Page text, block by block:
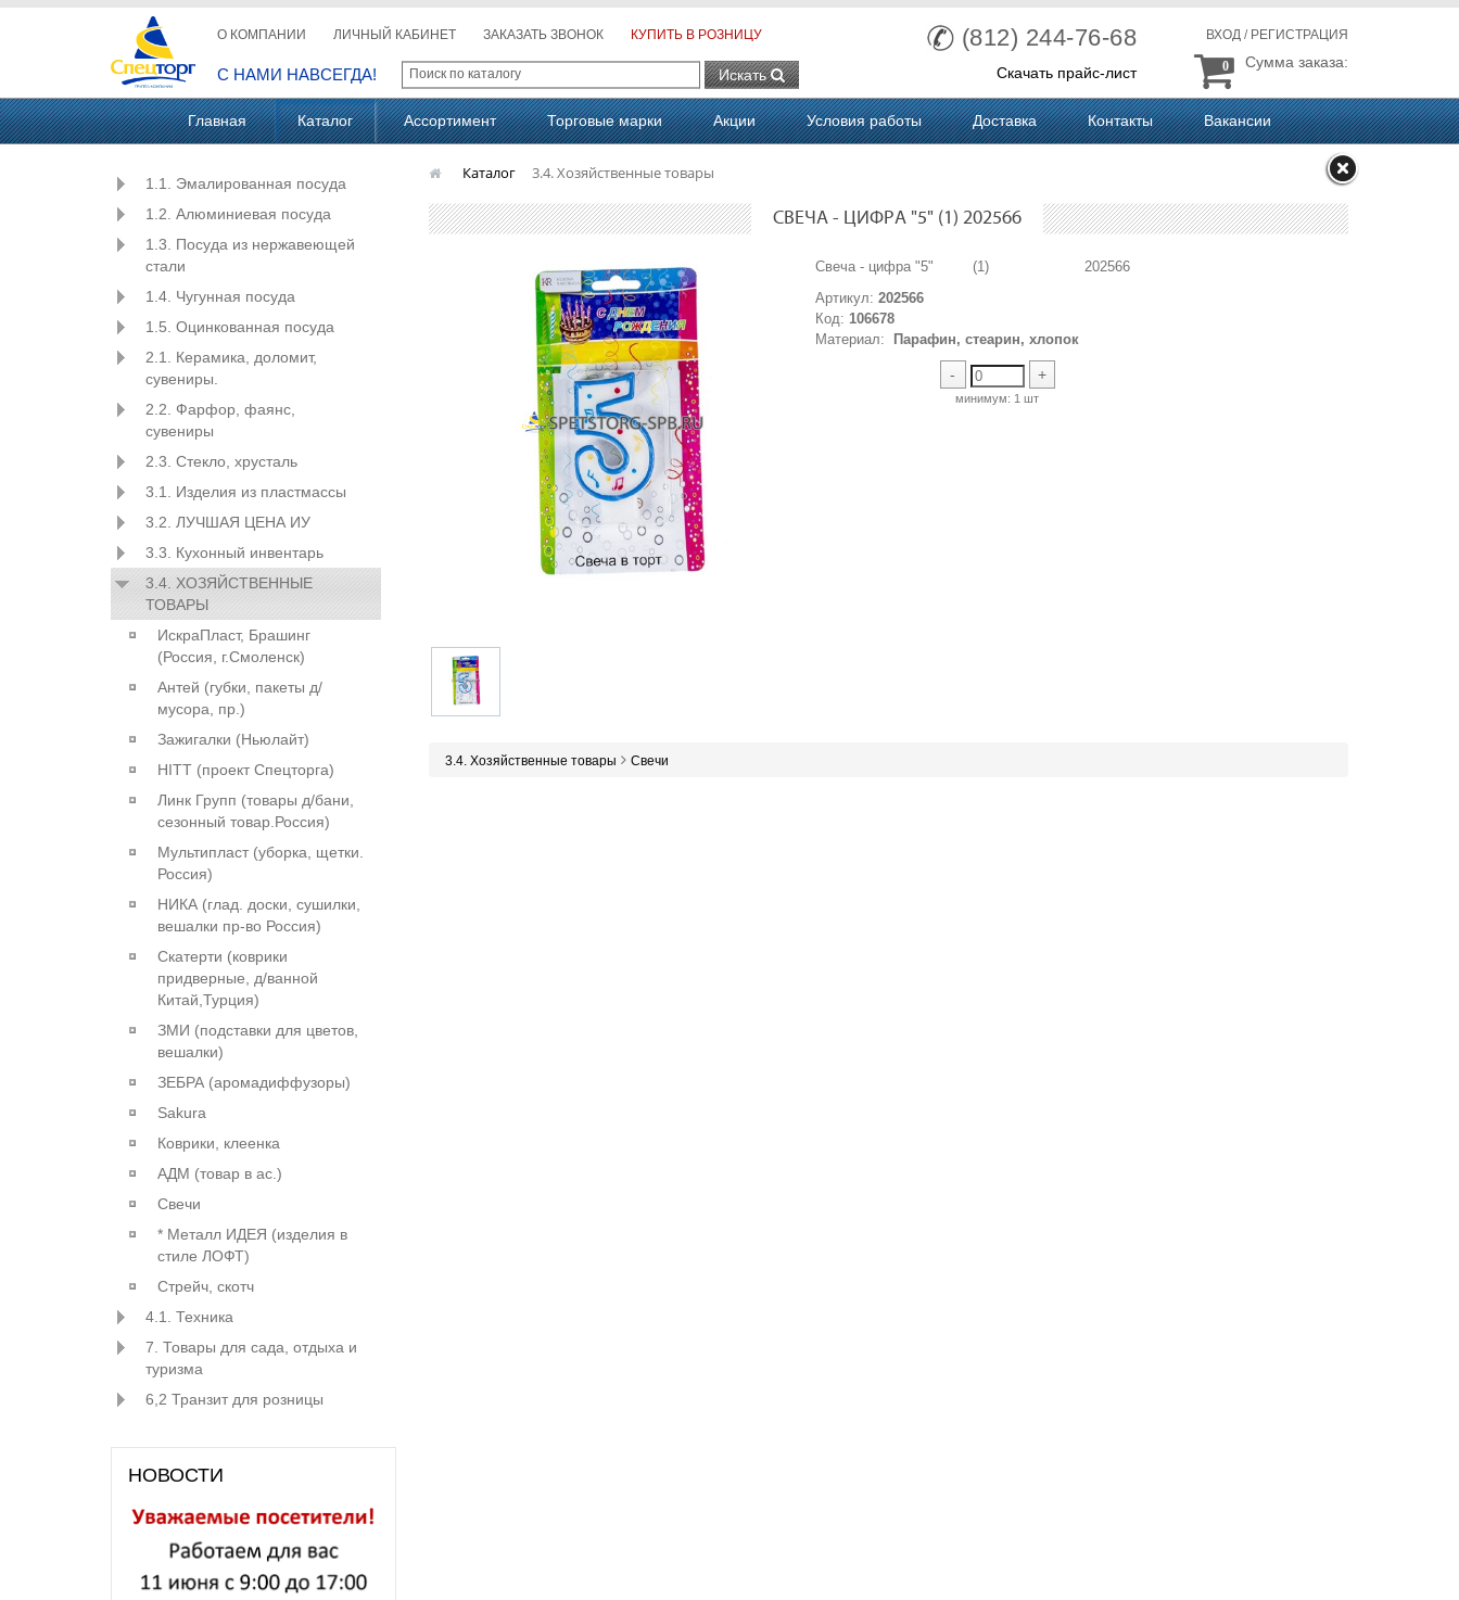
О КОМПАНИИ ЛИЧНЫЙ КАБИНЕТ ЗАКАЗАТЬ ЗВОНОК КУПИТЬ В РОЗНИЦУ
С НАМИ НАВСЕГДА! Искать
(812) 244-76-68
Скачать прайс-лист
ВХОД / РЕГИСТРАЦИЯ
Сумма заказа:
0
Главная Каталог Ассортимент Торговые марки Акции Условия работы Доставка Контакты Вакансии
1.1. Эмалированная посуда
1.2. Алюминиевая посуда
1.3. Посуда из нержавеющей
стали
1.4. Чугунная посуда
1.5. Оцинкованная посуда
2.1. Керамика, доломит,
сувениры.
2.2. Фарфор, фаянс,
сувениры
2.3. Стекло, хрусталь
3.1. Изделия из пластмассы
3.2. ЛУЧШАЯ ЦЕНА ИУ
3.3. Кухонный инвентарь
3.4. ХОЗЯЙСТВЕННЫЕ
ТОВАРЫ
ИскраПласт, Брашинг
(Россия, г.Смоленск)
Антей (губки, пакеты д/
мусора, пр.)
Зажигалки (Ньюлайт)
HITT (проект Спецторга)
Линк Групп (товары д/бани,
сезонный товар.Россия)
Мультипласт (уборка, щетки.
Россия)
НИКА (глад. доски, сушилки,
вешалки пр-во Россия)
Скатерти (коврики
придверные, д/ванной
Китай,Турция)
ЗМИ (подставки для цветов,
вешалки)
ЗЕБРА (аромадиффузоры)
Sakura
Коврики, клеенка
АДМ (товар в ас.)
Свечи
* Металл ИДЕЯ (изделия в
стиле ЛОФТ)
Стрейч, скотч
4.1. Техника
7. Товары для сада, отдыха и
туризма
6,2 Транзит для розницы
НОВОСТИ
Каталог 3.4. Хозяйственные товары
СВЕЧА - ЦИФРА "5" (1) 202566
Свеча - цифра "5" (1) 202566
Артикул:202566
Код: 106678
Материал:
Парафин, стеарин, хлопок
- +
минимум: 1 шт
3.4. Хозяйственные товары Свечи